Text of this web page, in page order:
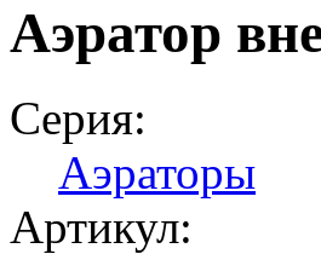
Аэратор
Серия:
Аэраторы
Артикул: